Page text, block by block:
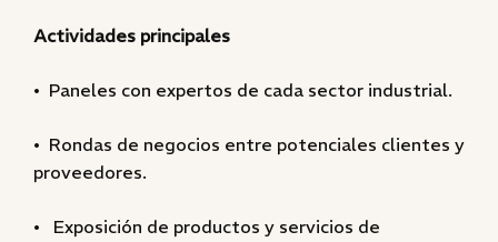
Actividades principales
• Paneles con expertos de cada sector industrial.
• Rondas de negocios entre potenciales clientes y
proveedores.
• Exposición de productos y servicios de